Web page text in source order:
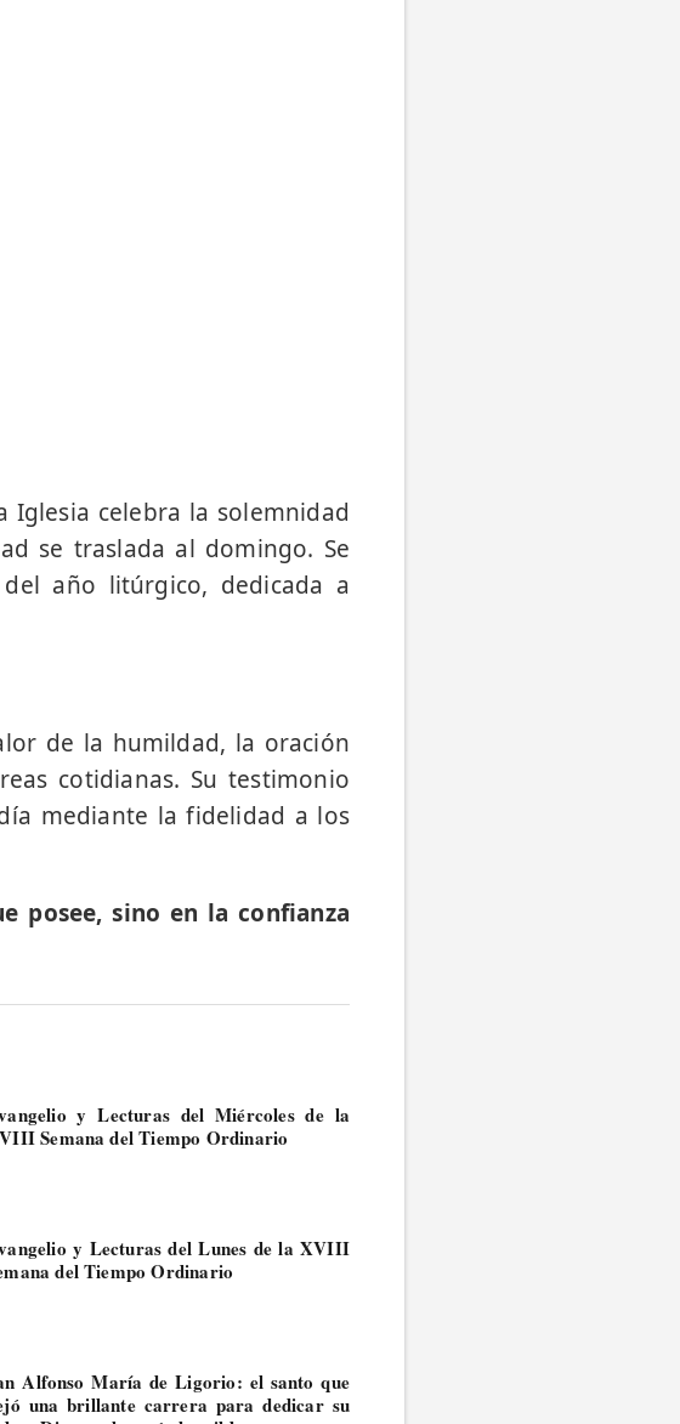
celebra la solemnidad
se traslada al domingo. Se
año litúrgico, dedicada a
de la humildad, la oración
cotidianas. Su testimonio
mediante la fidelidad a los
posee, sino en la confianza
y Lecturas del Miércoles de la
Semana del Tiempo Ordinario
y Lecturas del Lunes de la XVIII
del Tiempo Ordinario
Alfonso María de Ligorio: el santo que
una brillante carrera para dedicar su